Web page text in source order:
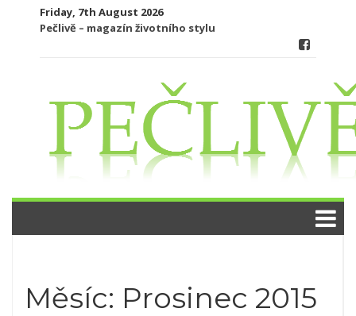
Friday, 7th August 2026
Pečlivě – magazín životního stylu
Měsíc: Prosinec 2015